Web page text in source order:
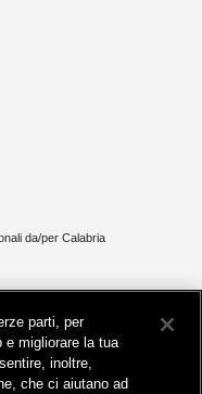
da/per Calabria
parti, per
e migliorare la tua
inoltre,
che ci aiutano ad